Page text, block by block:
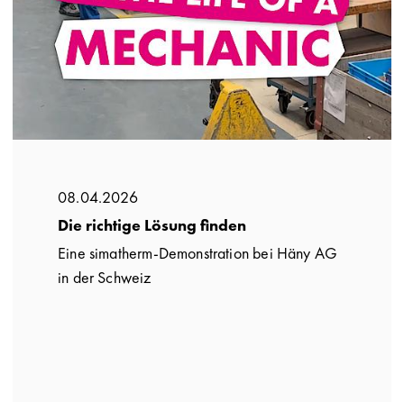
08.04.2026
Die richtige Lösung finden
Eine simatherm-Demonstration bei Häny AG
in der Schweiz